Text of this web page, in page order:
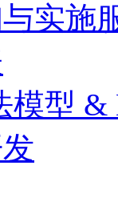
实施
模型 &